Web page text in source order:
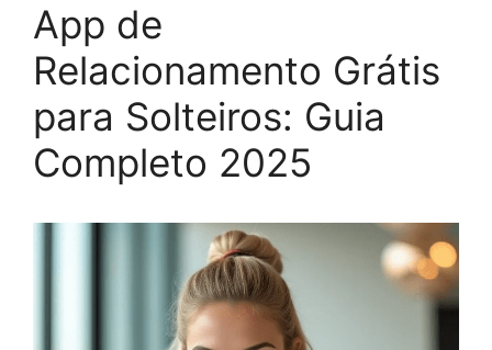
App de
Relacionamento Grátis
para Solteiros: Guia
Completo 2025